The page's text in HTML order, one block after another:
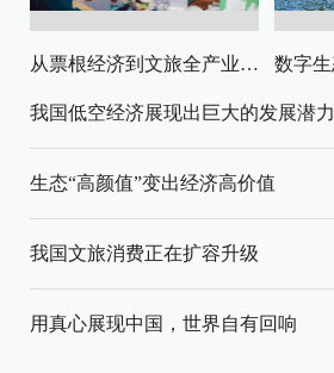
从票根经济到文旅全产业链升级
我国低空经济展现出巨大的发展潜力
生态“高颜值”变出经济高价值
我国文旅消费正在扩容升级
用真心展现中国，世界自有回响